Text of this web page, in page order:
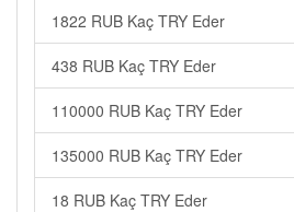
1822 RUB Kaç TRY Eder
438 RUB Kaç TRY Eder
110000 RUB Kaç TRY Eder
135000 RUB Kaç TRY Eder
18 RUB Kaç TRY Eder